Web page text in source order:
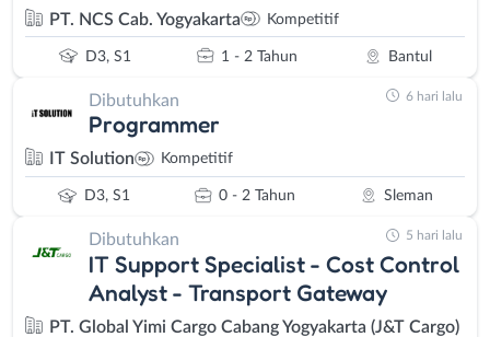
PT. NCS Cab. Yogyakarta Kompetitif
D3, S1 1 - 2 Tahun Bantul
Dibutuhkan
Programmer
IT Solution Kompetitif
D3, S1 0 - 2 Tahun Sleman
6 hari lalu
Dibutuhkan
IT Support Specialist - Cost Control
Analyst - Transport Gateway
PT. Global Yimi Cargo Cabang Yogyakarta (J&T Cargo)
5 hari lalu